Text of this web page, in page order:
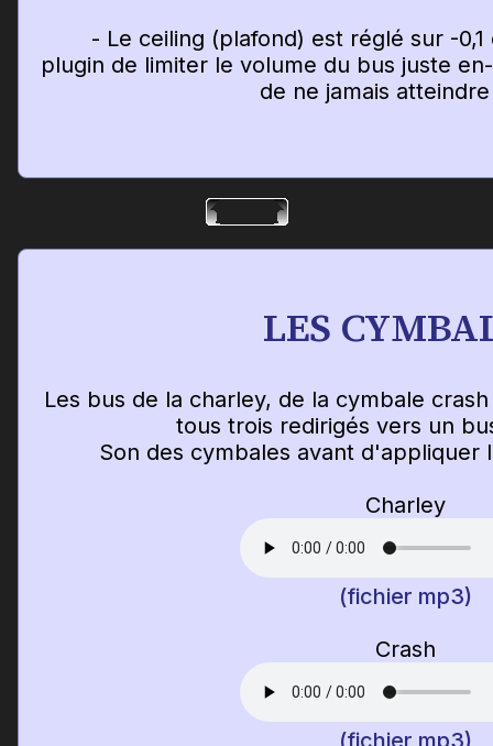
- Le ceiling (plafond) est réglé sur -0,1
plugin de limiter le volume du bus juste
de ne jamais
LES
Les bus de la charley, de la cymbale
tous trois redirigés vers un
Son des cymbales avant d'appliquer
Charley
(fichier mp3)
Crash
(fichier mp3)